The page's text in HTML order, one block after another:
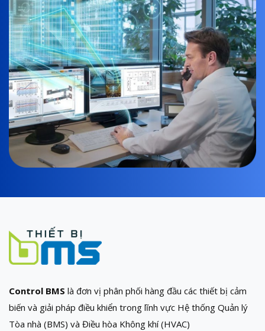
Control BMS là đơn vị phân phối hàng đầu các thiết bị cảm
biến và giải pháp điều khiển trong lĩnh vực Hệ thống Quản lý
Tòa nhà (BMS) và Điều hòa Không khí (HVAC)